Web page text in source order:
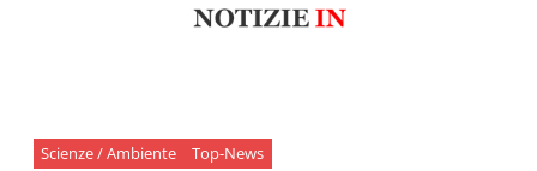
Scienze / Ambiente Top-News